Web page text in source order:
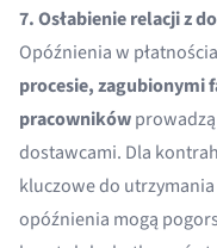
7. Osłabienie relacji z
Opóźnienia w
procesie, zagubionymi
pracowników
dostawcami. Dla
kluczowe do
opóźnienia mogą